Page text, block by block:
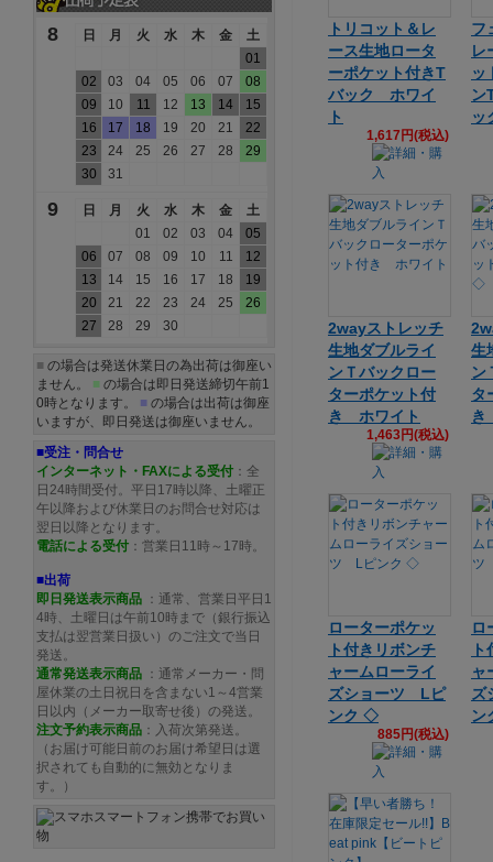
トリコット＆レ
ース生地ロータ
ーポケット付きT
バック ホワイ
ト
1,617円(税込)
フ
レ
ッ
ン
ッ
2wayストレッチ
生地ダブルライ
ンＴバックロー
ターポケット付
き ホワイト
1,463円(税込)
生
ン
タ
ローターポケッ
ト付きリボンチ
ャームローライ
ズショーツ Lピ
ンク ◇
885円(税込)
ロ
ャ
ズ
8 日 月 火 水 木 金
土
01
02
03 04 05 06 07
08
09
10 11 12 13 14
15
16
17 18 19 20 21
22
23
24 25 26 27 28
29
30
31
9 日 月 火 水 木 金
土
01
02 03 04
05
06
07 08 09 10 11
12
13
14 15 16 17 18
19
20
21 22 23 24 25
26
27
28 29 30
■ の場合は発送休業日の為出荷は御座い
ません。 ■ の場合は即日発送締切午前1
0時となります。 ■ の場合は出荷は御座
いますが、即日発送は御座いません。
■受注・問合せ
インターネット・FAXによる受付 ：全
日24時間受付。平日17時以降、土曜正
午以降および休業日のお問合せ対応は
翌日以降となります。
電話による受付 ：営業日11時～17時。
■出荷
即日発送表示商品 ：通常、営業日平日1
4時、土曜日は午前10時まで（銀行振込
支払は翌営業日扱い）のご注文で当日
発送。
通常発送表示商品 ：通常メーカー・問
屋休業の土日祝日を含まない1～4営業
日以内（メーカー取寄せ後）の発送。
注文予約表示商品 ：入荷次第発送。
（お届け可能日前のお届け希望日は選
択されても自動的に無効となりま
す。）